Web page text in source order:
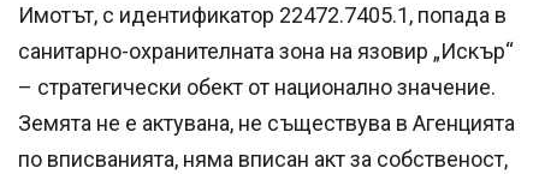
Имотът, с идентификатор 22472.7405.1, попада в
санитарно-охранителната зона на язовир „Искър“
– стратегически обект от национално значение.
Земята не е актувана, не съществува в Агенцията
по вписванията, няма вписан акт за собственост,